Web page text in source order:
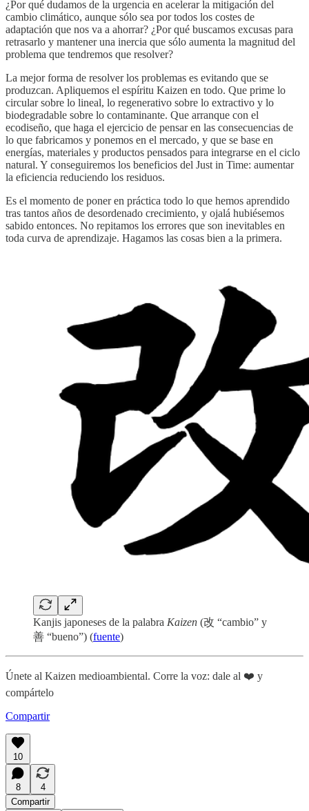
¿Por qué dudamos de la urgencia en acelerar la mitigación del
cambio climático, aunque sólo sea por todos los costes de
adaptación que nos va a ahorrar? ¿Por qué buscamos excusas para
retrasarlo y mantener una inercia que sólo aumenta la magnitud del
problema que tendremos que resolver?
La mejor forma de resolver los problemas es evitando que se
produzcan. Apliquemos el espíritu Kaizen en todo. Que prime lo
circular sobre lo lineal, lo regenerativo sobre lo extractivo y lo
biodegradable sobre lo contaminante. Que arranque con el
ecodiseño, que haga el ejercicio de pensar en las consecuencias de
lo que fabricamos y ponemos en el mercado, y que se base en
energías, materiales y productos pensados para integrarse en el ciclo
natural. Y conseguiremos los beneficios del Just in Time: aumentar
la eficiencia reduciendo los residuos.
Es el momento de poner en práctica todo lo que hemos aprendido
tras tantos años de desordenado crecimiento, y ojalá hubiésemos
sabido entonces. No repitamos los errores que son inevitables en
toda curva de aprendizaje. Hagamos las cosas bien a la primera.
Kanjis japoneses de la palabra Kaizen (改 “cambio” y
善 “bueno”) (fuente)
Únete al Kaizen medioambiental. Corre la voz: dale al ❤️ y
compártelo
Compartir
10
8
4
Compartir